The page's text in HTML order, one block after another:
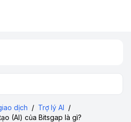
dịch / Trợ lý AI /
(AI) của Bitsgap là gì?